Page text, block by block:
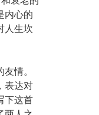
内心的
人生坎
情。
表达对
下这首